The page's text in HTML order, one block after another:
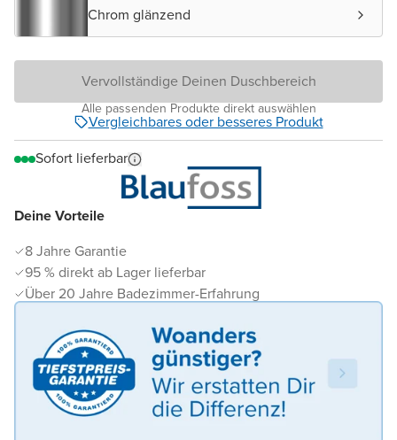
Deine Vorteile
8 Jahre Garantie
95 % direkt ab Lager lieferbar
Über 20 Jahre Badezimmer-Erfahrung
Chrom glänzend
Vervollständige Deinen Duschbereich
Alle passenden Produkte direkt auswählen
Vergleichbares oder besseres Produkt
Sofort lieferbar